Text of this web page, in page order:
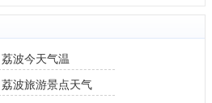
荔波今天气温
荔波旅游景点天气